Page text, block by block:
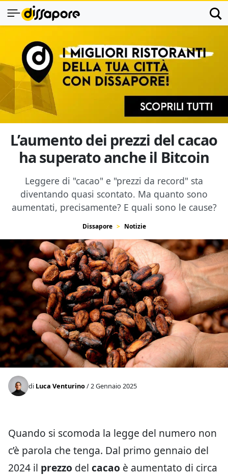
L’aumento dei prezzi del cacao
ha superato anche il Bitcoin
Leggere di "cacao" e "prezzi da record" sta
diventando quasi scontato. Ma quanto sono
aumentati, precisamente? E quali sono le cause?
Dissapore Notizie
di Luca Venturino/ 2 Gennaio 2025
Quando si scomoda la legge del numero non
c’è parola che tenga. Dal primo gennaio del
2024 il prezzo del cacao è aumentato di circa